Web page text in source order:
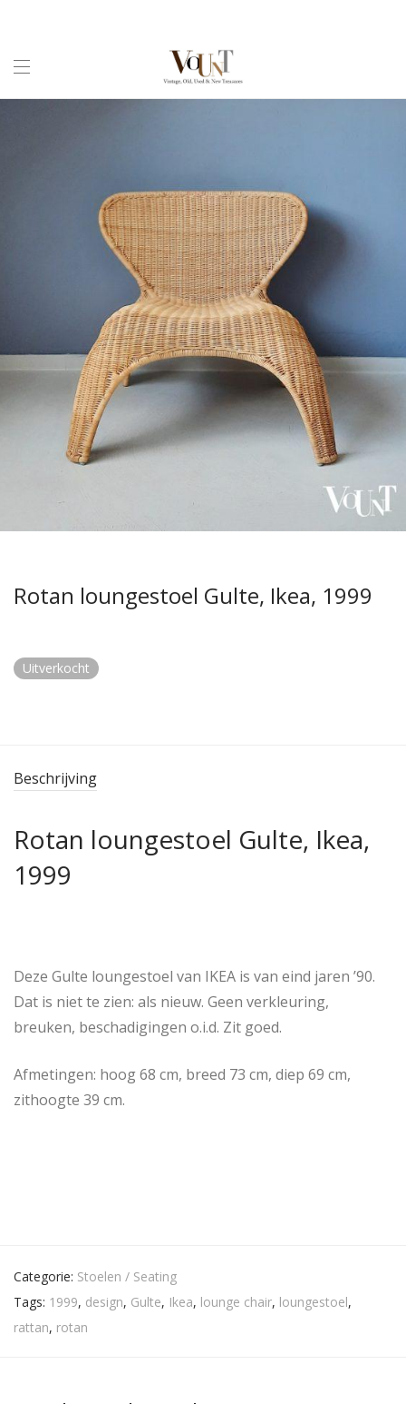
Rotan loungestoel Gulte, Ikea, 1999
Uitverkocht
Beschrijving
Rotan loungestoel Gulte, Ikea,
1999
Deze Gulte loungestoel van IKEA is van eind jaren ’90.
Dat is niet te zien: als nieuw. Geen verkleuring,
breuken, beschadigingen o.i.d. Zit goed.
Afmetingen: hoog 68 cm, breed 73 cm, diep 69 cm,
zithoogte 39 cm.
Categorie: Stoelen / Seating
Tags: 1999, design, Gulte, Ikea, lounge chair, loungestoel,
rattan, rotan